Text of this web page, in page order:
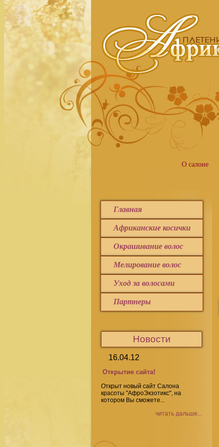
О салоне
Главная
Африканские косички
Окрашивание волос
Мелирование волос
Уход за волосами
Партнеры
Новости
16.04.12
Открытие сайта!
Открыт новый сайт Салона
красоты "АфроЭкзотикс", на
котором Вы сможете...
читать дальше...